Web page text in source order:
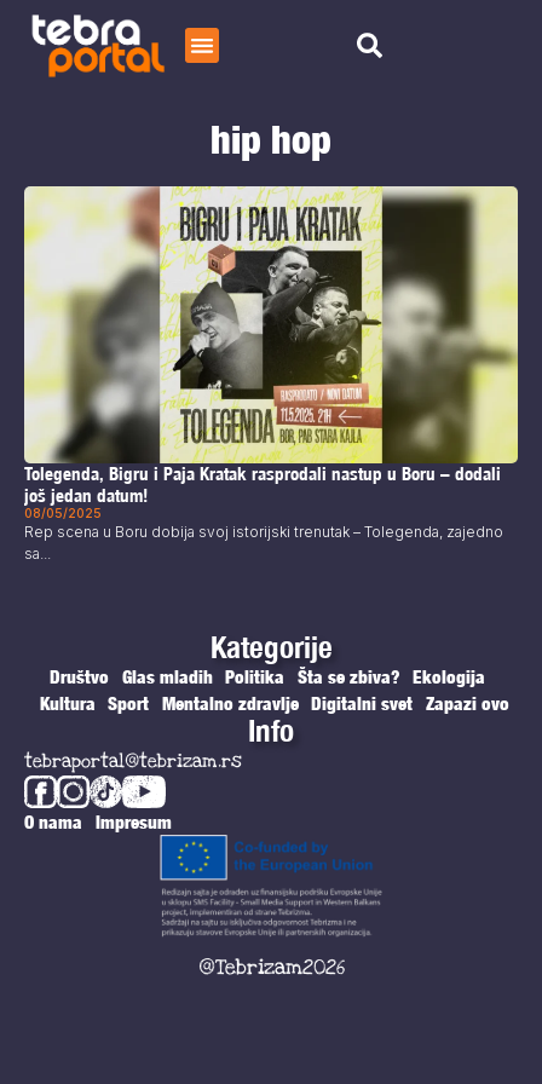
hip hop
Tolegenda, Bigru i Paja Kratak rasprodali nastup u Boru – dodali
još jedan datum!
08/05/2025
Rep scena u Boru dobija svoj istorijski trenutak – Tolegenda, zajedno
sa...
Kategorije
Društvo Glas mladih Politika Šta se zbiva?
Ekologija
Kultura
Sport Mentalno zdravlje Digitalni svet Zapazi ovo
Info
tebraportal@tebrizam.rs
O nama Impresum
@Tebrizam2026